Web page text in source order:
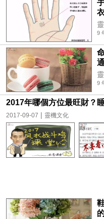
9
9
2017年哪個方位最旺財？
2017-09-07 | 靈機文化